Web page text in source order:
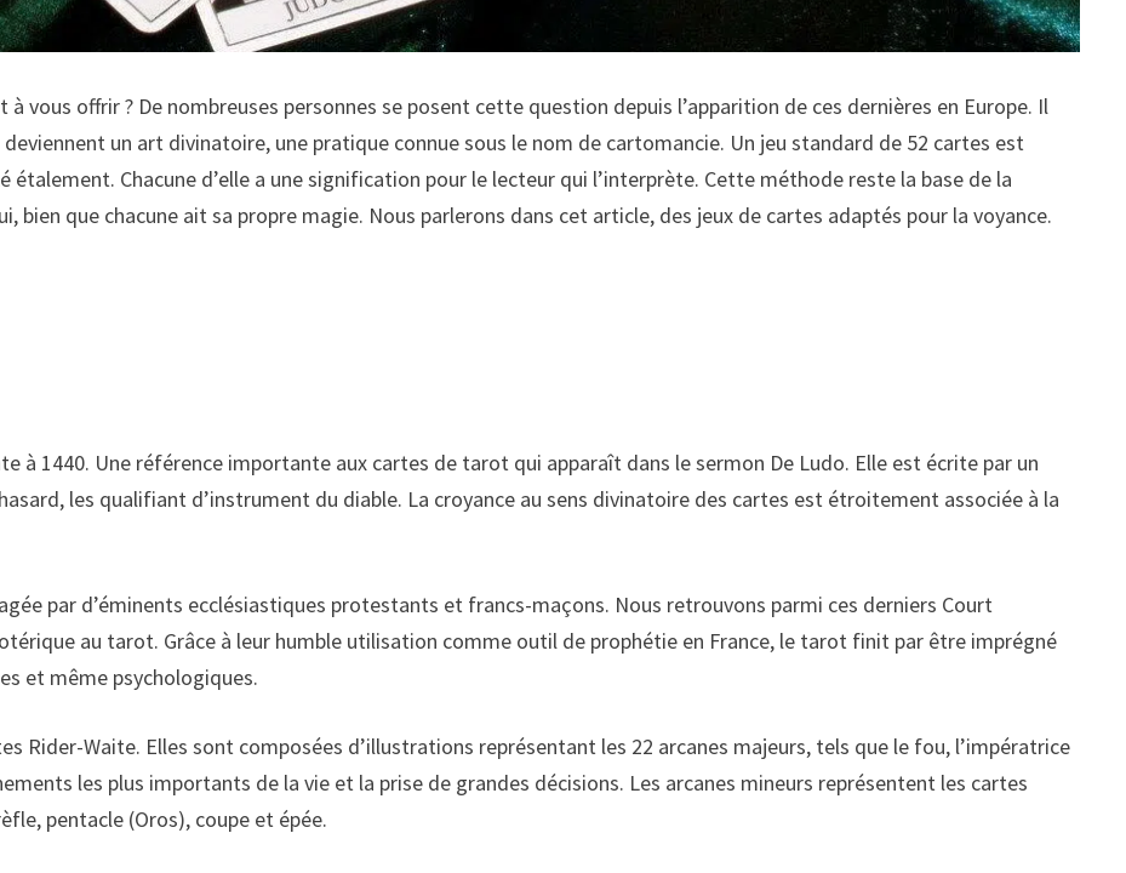
vous offrir ? De nombreuses personnes se posent cette question depuis l’apparition de ces dernières en Europe. Il
un art divinatoire, une pratique connue sous le nom de cartomancie. Un jeu standard de 52 cartes est
Chacune d’elle a une signification pour le lecteur qui l’interprète. Cette méthode reste la base de la
bien que chacune ait sa propre magie. Nous parlerons dans cet article, des jeux de cartes adaptés pour la voyance.
à 1440. Une référence importante aux cartes de tarot qui apparaît dans le sermon De Ludo. Elle est écrite par un
les qualifiant d’instrument du diable. La croyance au sens divinatoire des cartes est étroitement associée à la
par d’éminents ecclésiastiques protestants et francs-maçons. Nous retrouvons parmi ces derniers Court
au tarot. Grâce à leur humble utilisation comme outil de prophétie en France, le tarot finit par être imprégné
et même psychologiques.
Rider-Waite. Elles sont composées d’illustrations représentant les 22 arcanes majeurs, tels que le fou, l’impératrice
les plus importants de la vie et la prise de grandes décisions. Les arcanes mineurs représentent les cartes
pentacle (Oros), coupe et épée.